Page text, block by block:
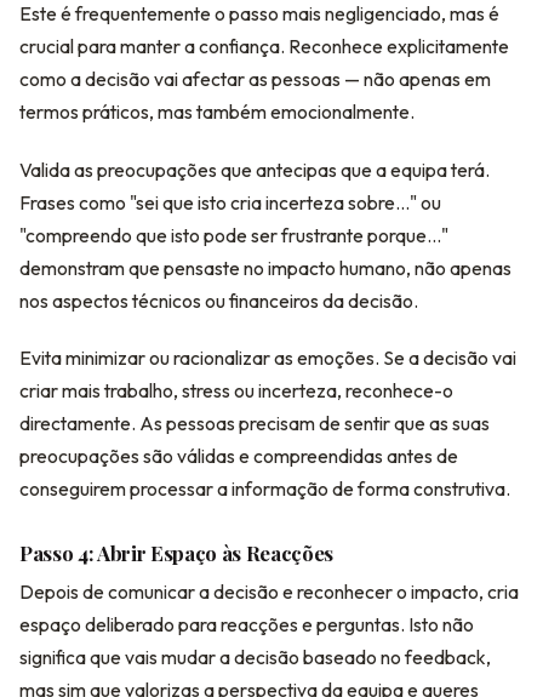
Este é frequentemente o passo mais negligenciado, mas é
crucial para manter a confiança. Reconhece explicitamente
como a decisão vai afectar as pessoas — não apenas em
termos práticos, mas também emocionalmente.
Valida as preocupações que antecipas que a equipa terá.
Frases como "sei que isto cria incerteza sobre..." ou
"compreendo que isto pode ser frustrante porque..."
demonstram que pensaste no impacto humano, não apenas
nos aspectos técnicos ou financeiros da decisão.
Evita minimizar ou racionalizar as emoções. Se a decisão vai
criar mais trabalho, stress ou incerteza, reconhece-o
directamente. As pessoas precisam de sentir que as suas
preocupações são válidas e compreendidas antes de
conseguirem processar a informação de forma construtiva.
Passo 4: Abrir Espaço às Reacções
Depois de comunicar a decisão e reconhecer o impacto, cria
espaço deliberado para reacções e perguntas. Isto não
significa que vais mudar a decisão baseado no feedback,
mas sim que valorizas a perspectiva da equipa e queres